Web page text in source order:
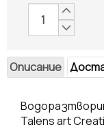
Описание
Talens art